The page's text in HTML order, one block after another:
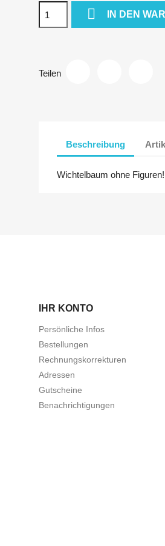
 IN DEN
Teilen
Beschreibung
Wichtelbaum ohne Figuren!
IHR KONTO
Persönliche Infos
Bestellungen
Rechnungskorrekturen
Adressen
Gutscheine
Benachrichtigungen